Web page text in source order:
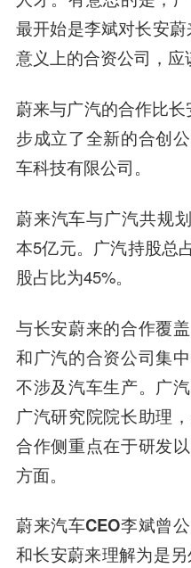
最开始是李斌对长安
意义上的合资公司，
蔚来与广汽的合作比
步成立了全新的合创
车科技有限公司。
蔚来汽车与广汽共规
本5亿元。广汽持股总
股占比为45%。
与长安蔚来的合作覆
和广汽的合资公司集
不涉及汽车生产。广
广汽研究院院长助理
合作侧重点在于研发
方面。
蔚来汽车CEO李斌曾
和长安蔚来理解为是